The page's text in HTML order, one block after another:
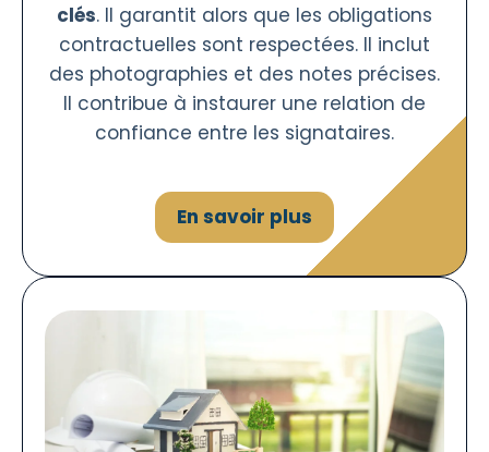
clés. Il garantit alors que les obligations
contractuelles sont respectées. Il inclut
des photographies et des notes précises.
Il contribue à instaurer une relation de
confiance entre les signataires.
En savoir plus